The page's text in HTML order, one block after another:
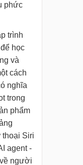
phức
trình
học
và
cách
nghĩa
trong
phẩm
Siri
agent -
người